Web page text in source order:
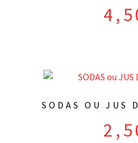
SODAS OU JUS